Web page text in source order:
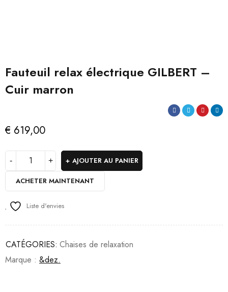
Fauteuil relax électrique GILBERT –
Cuir marron
€ 619,00
AJOUTER AU PANIER
ACHETER MAINTENANT
Liste d'envies
CATÉGORIES: Chaises de relaxation
Marque : &dez.